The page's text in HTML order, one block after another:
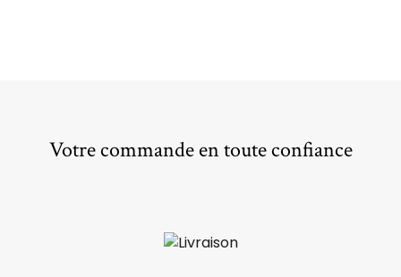
Votre commande en toute confiance